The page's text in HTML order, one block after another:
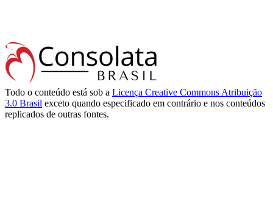
Todo o conteúdo está sob a Licença Creative Commons Atribuição
3.0 Brasil exceto quando especificado em contrário e nos conteúdos
replicados de outras fontes.